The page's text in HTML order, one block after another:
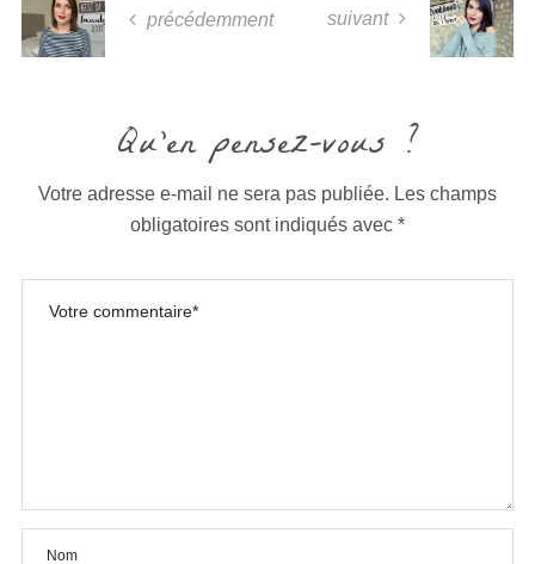
précédemment suivant
Qu'en pensez-vous ?
Votre adresse e-mail ne sera pas publiée. Les champs
obligatoires sont indiqués avec *